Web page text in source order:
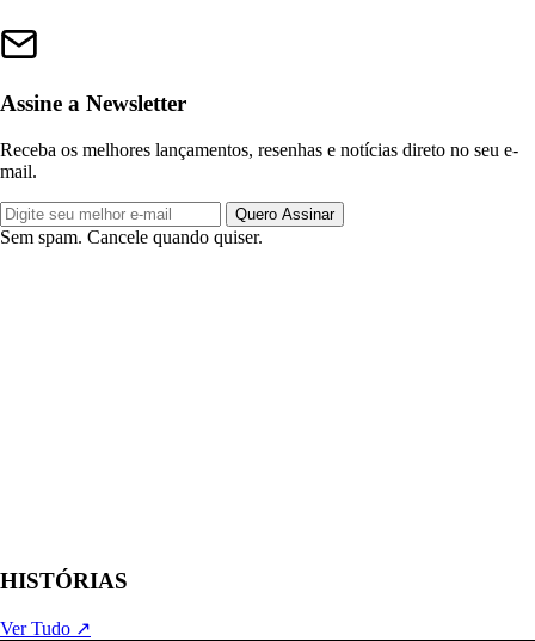
Assine a Newsletter
Receba os melhores lançamentos, resenhas e notícias direto no seu e-
mail.
Quero Assinar
Sem spam. Cancele quando quiser.
HISTÓRIAS
Ver Tudo ↗